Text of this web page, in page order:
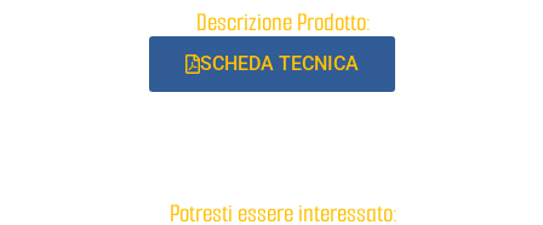
Descrizione Prodotto:
SCHEDA TECNICA
Potresti essere interessato: